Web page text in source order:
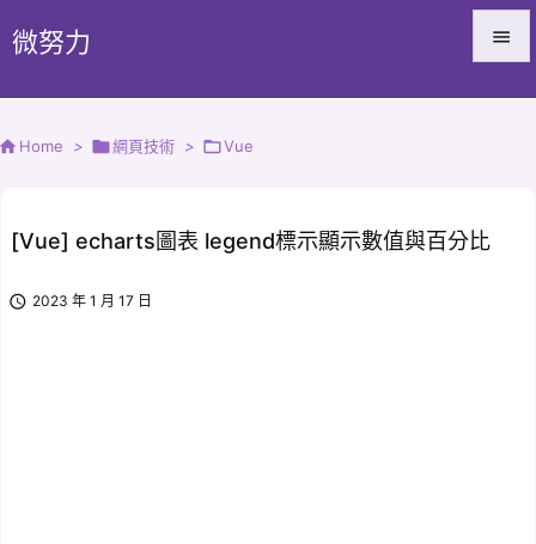
微努力 
Prev
Home > 網頁技術 > Vue
[Vue] echarts圖表 legend標示顯示數值與百分比
 2023 年 1 月 17 日